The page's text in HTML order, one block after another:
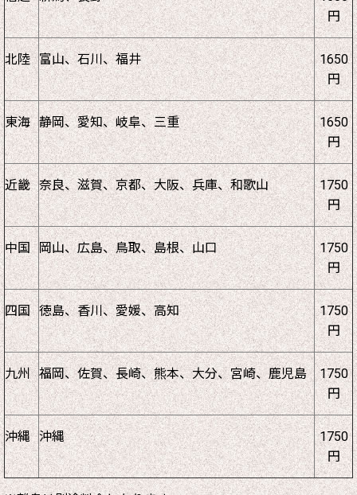
円
北陸 富山、石川、福井
1650
円
東海 静岡、愛知、岐阜、三重
1650
円
近畿 奈良、滋賀、京都、大阪、兵庫、和歌山
1750
円
中国 岡山、広島、鳥取、島根、山口
1750
円
四国 徳島、香川、愛媛、高知
1750
円
九州 福岡、佐賀、長崎、熊本、大分、宮崎、鹿児島
1750
円
沖縄 沖縄
1750
円